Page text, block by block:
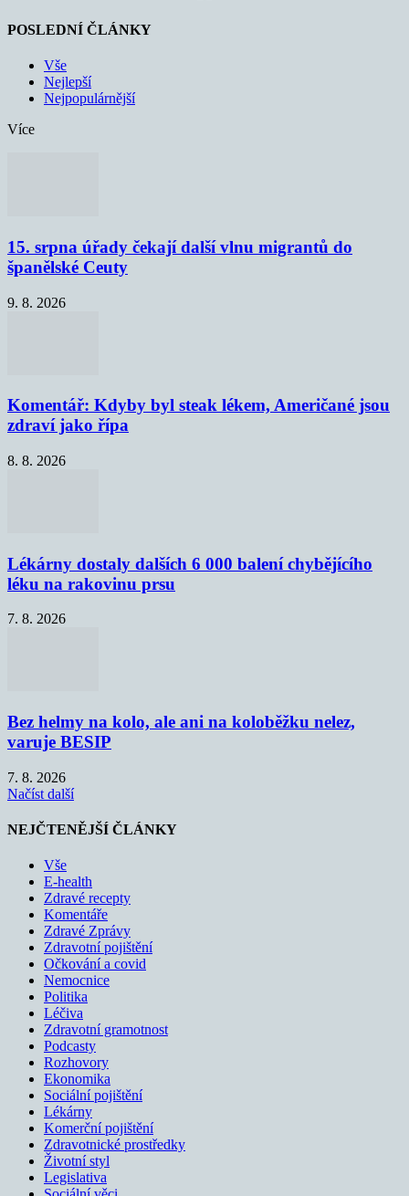
POSLEDNÍ ČLÁNKY
Vše
Nejlepší
Nejpopulárnější
Více
15. srpna úřady čekají další vlnu migrantů do
španělské Ceuty
9. 8. 2026
Komentář: Kdyby byl steak lékem, Američané jsou
zdraví jako řípa
8. 8. 2026
Lékárny dostaly dalších 6 000 balení chybějícího
léku na rakovinu prsu
7. 8. 2026
Bez helmy na kolo, ale ani na koloběžku nelez,
varuje BESIP
7. 8. 2026
Načíst další
NEJČTENĚJŠÍ ČLÁNKY
Vše
E-health
Zdravé recepty
Komentáře
Zdravé Zprávy
Zdravotní pojištění
Očkování a covid
Nemocnice
Politika
Léčiva
Zdravotní gramotnost
Podcasty
Rozhovory
Ekonomika
Sociální pojištění
Lékárny
Komerční pojištění
Zdravotnické prostředky
Životní styl
Legislativa